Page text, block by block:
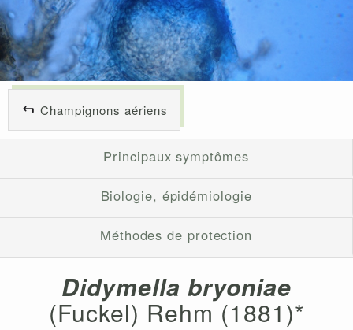
Champignons aériens
Principaux symptômes
Biologie, épidémiologie
Méthodes de protection
Didymella bryoniae
(Fuckel) Rehm (1881)*